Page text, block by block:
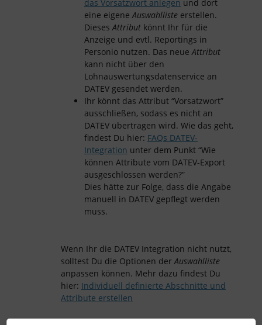
das Vorsatzwort anlegen und dort
eine eigeneAuswahlliste erstellen.
DiesesAttribut könnt Ihr für die
Anzeige und evtl. Reportings in
Personio nutzen. Das neueAttribut
kann nicht über den
Lohnauswertungsdatenservice an
DATEV gesendet werden.
Ihr könnt das Attribut “Vorsatzwort”
ausschließen, sodass es nicht an
DATEV übertragen wird. Wie das geht,
findest Du hier: FAQs DATEV-
Integration unter dem Punkt “Wie
können Attribute vom DATEV-Export
ausgeschlossen werden?”
Dies hätte zur Folge, dass die Angabe
manuell in DATEV gepflegt werden
muss.
Wenn Ihr die DATEV Integration nicht nutzt,
solltest Du die Optionen derAuswahlliste
anpassen können. Mehr dazu findest Du
hier: Individuell definierte Abschnitte und
Attribute erstellen